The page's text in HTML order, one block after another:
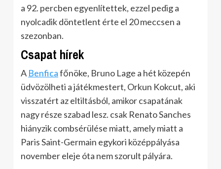
a 92. percben egyenlítettek, ezzel pedig a
nyolcadik döntetlent érte el 20 meccsen a
szezonban.
Csapat hírek
A Benficafőnöke, Bruno Lage a hét közepén
üdvözölheti a játékmestert, Orkun Kokcut, aki
visszatért az eltiltásból, amikor csapatának
nagy része szabad lesz. csak Renato Sanches
hiányzik combsérülése miatt, amely miatt a
Paris Saint-Germain egykori középpályása
november eleje óta nem szorult pályára.